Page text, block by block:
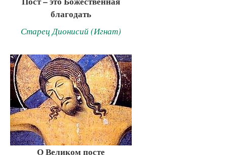
благодать
Старец Дионисий (Игнат)
О Великом посте